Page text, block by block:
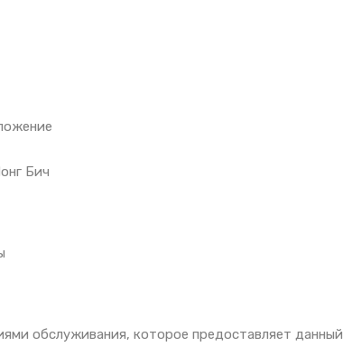
Бич
обслуживания, которое предоставляет данный